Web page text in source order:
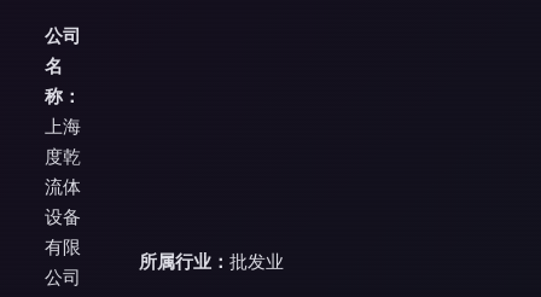
公司
名
称：
上海
度乾
流体
设备
有限
公司
所属行业： 批发业